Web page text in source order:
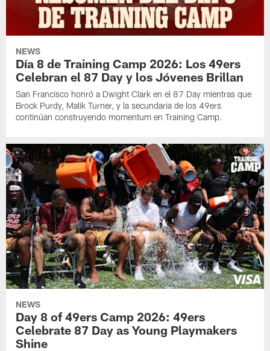
NEWS
Día 8 de Training Camp 2026: Los 49ers
Celebran el 87 Day y los Jóvenes Brillan
San Francisco honró a Dwight Clark en el 87 Day mientras que
Brock Purdy, Malik Turner, y la secundaria de los 49ers
continúan construyendo momentum en Training Camp.
NEWS
Day 8 of 49ers Camp 2026: 49ers
Celebrate 87 Day as Young Playmakers
Shine